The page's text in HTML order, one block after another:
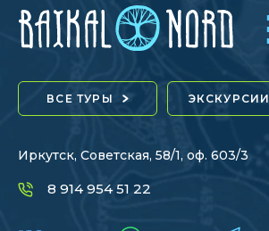
ВСЕ ТУРЫ ЭКСКУРСИИ
Иркутск, Советская, 58/1, оф. 603/3
8 914 954 51 22